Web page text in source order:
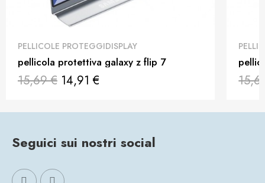
QUICK VIEW
PELLICOLE PROTEGGIDISPLAY
pellicola protettiva galaxy z flip 7
15,69 € 14,91 €
Seguici sui nostri social